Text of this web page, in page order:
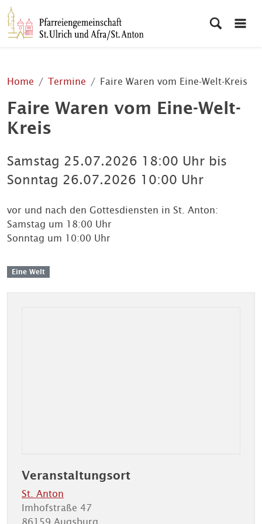
Home Termine Faire Waren vom Eine-Welt-Kreis
Faire Waren vom Eine-Welt-
Kreis
Samstag 25.07.2026 18:00 Uhr bis
Sonntag 26.07.2026 10:00 Uhr
vor und nach den Gottesdiensten in St. Anton:
Samstag um 18:00 Uhr
Sonntag um 10:00 Uhr
Eine Welt
Veranstaltungsort
St. Anton
Imhofstraße 47